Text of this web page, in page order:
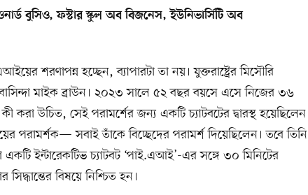
বুসিও, ফস্টার স্কুল অব বিজনেস, ইউনিভার্সিটি অব
শরণাপন্ন হচ্ছেন, ব্যাপারটা তা নয়। যুক্তরাষ্ট্রের মিসৌরি
মাইক ব্রাউন। ২০২৩ সালে ৫২ বছর বয়সে এসে নিজের ৩৬
করা উচিত, সেই পরামর্শের জন্য একটি চ্যাটবটের দ্বারস্থ হয়েছিলেন
পরামর্শক— সবাই তাঁকে বিচ্ছেদের পরামর্শ দিয়েছিলেন। তবে তিনি
ইন্টারেকটিভ চ্যাটবট ‘পাই.এআই’-এর সঙ্গে ৩০ মিনিটের
বিষয়ে নিশ্চিত হন।